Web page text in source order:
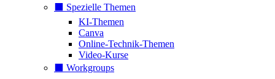
⬛️ Spezielle Themen
KI-Themen
Canva
Online-Technik-Themen
Video-Kurse
⬛️ Workgroups